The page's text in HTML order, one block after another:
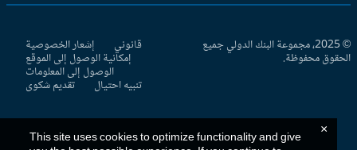
© 2025، مجموعة البنك الدولي جميع
محفوظة.
قانوني إشعار الخصوصية
إمكانية الوصول إلى الموقع
الوصول إلى المعلومات
تنبيه احتيال تقديم شكوى
This site uses cookies to optimize functionality and give